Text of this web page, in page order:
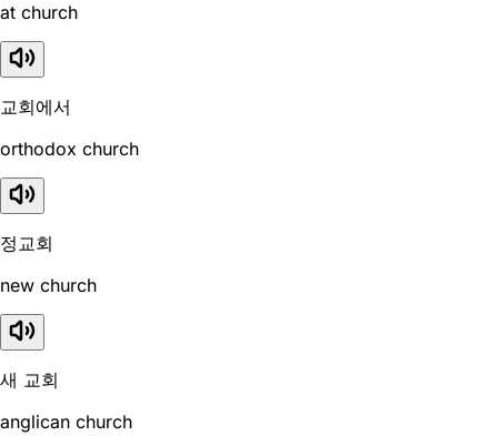
at church
교회에서
orthodox church
정교회
new church
새 교회
anglican church